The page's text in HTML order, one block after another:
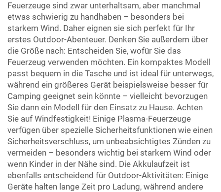
Feuerzeuge sind zwar unterhaltsam, aber manchmal
etwas schwierig zu handhaben – besonders bei
starkem Wind. Daher eignen sie sich perfekt für Ihr
erstes Outdoor-Abenteuer. Denken Sie außerdem über
die Größe nach: Entscheiden Sie, wofür Sie das
Feuerzeug verwenden möchten. Ein kompaktes Modell
passt bequem in die Tasche und ist ideal für unterwegs,
während ein größeres Gerät beispielsweise besser für
Camping geeignet sein könnte – vielleicht bevorzugen
Sie dann ein Modell für den Einsatz zu Hause. Achten
Sie auf Windfestigkeit! Einige Plasma-Feuerzeuge
verfügen über spezielle Sicherheitsfunktionen wie einen
Sicherheitsverschluss, um unbeabsichtigtes Zünden zu
vermeiden – besonders wichtig bei starkem Wind oder
wenn Kinder in der Nähe sind. Die Akkulaufzeit ist
ebenfalls entscheidend für Outdoor-Aktivitäten: Einige
Geräte halten lange Zeit pro Ladung, während andere